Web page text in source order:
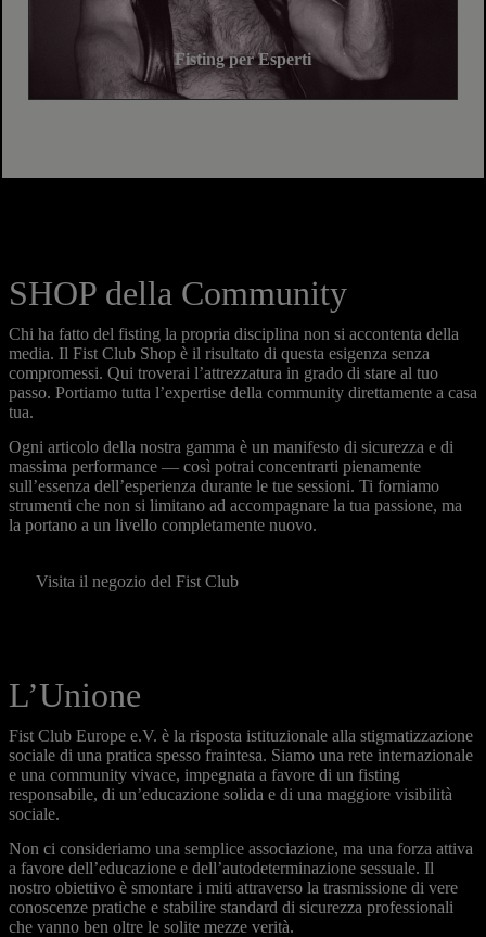
Fisting per Esperti
SHOP della Community
Chi ha fatto del fisting la propria disciplina non si accontenta della
media. Il Fist Club Shop è il risultato di questa esigenza senza
compromessi. Qui troverai l’attrezzatura in grado di stare al tuo
passo. Portiamo tutta l’expertise della community direttamente a casa
tua.
Ogni articolo della nostra gamma è un manifesto di sicurezza e di
massima performance — così potrai concentrarti pienamente
sull’essenza dell’esperienza durante le tue sessioni. Ti forniamo
strumenti che non si limitano ad accompagnare la tua passione, ma
la portano a un livello completamente nuovo.
Visita il negozio del Fist Club
L’Unione
Fist Club Europe e.V. è la risposta istituzionale alla stigmatizzazione
sociale di una pratica spesso fraintesa. Siamo una rete internazionale
e una community vivace, impegnata a favore di un fisting
responsabile, di un’educazione solida e di una maggiore visibilità
sociale.
Non ci consideriamo una semplice associazione, ma una forza attiva
a favore dell’educazione e dell’autodeterminazione sessuale. Il
nostro obiettivo è smontare i miti attraverso la trasmissione di vere
conoscenze pratiche e stabilire standard di sicurezza professionali
che vanno ben oltre le solite mezze verità.